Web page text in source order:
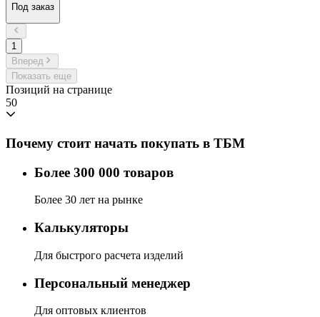
Под заказ
1
Вперед
Показать еще
Позиций на странице
50
Почему стоит начать покупать в ТБМ
Более 300 000 товаров
Более 30 лет на рынке
Калькуляторы
Для быстрого расчета изделий
Персональный менеджер
Для оптовых клиентов